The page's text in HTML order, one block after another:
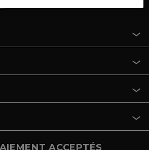
ACCEPTÉS